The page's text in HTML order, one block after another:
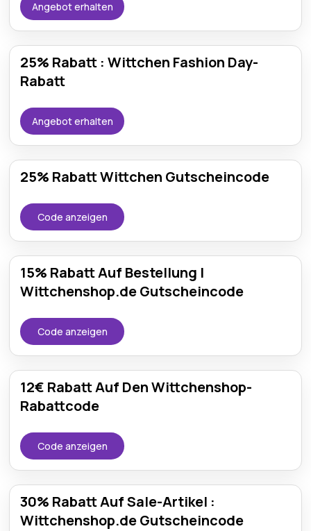
Angebot erhalten
25% Rabatt : Wittchen Fashion Day-
Rabatt
Angebot erhalten
25% Rabatt Wittchen Gutscheincode
Code anzeigen
15% Rabatt Auf Bestellung |
Wittchenshop.de Gutscheincode
Code anzeigen
12€ Rabatt Auf Den Wittchenshop-
Rabattcode
Code anzeigen
30% Rabatt Auf Sale-Artikel :
Wittchenshop.de Gutscheincode